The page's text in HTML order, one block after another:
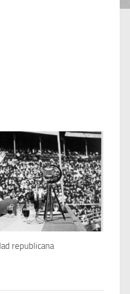
republicana